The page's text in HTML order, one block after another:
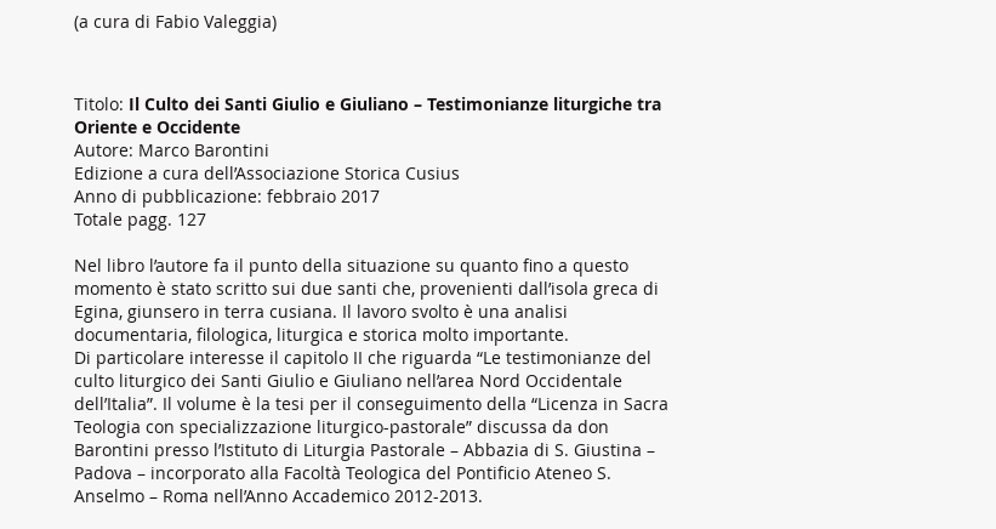
(a cura di Fabio Valeggia)
Titolo: Il Culto dei Santi Giulio e Giuliano – Testimonianze liturgiche tra
Oriente e Occidente
Autore: Marco Barontini
Edizione a cura dell’Associazione Storica Cusius
Anno di pubblicazione: febbraio 2017
Totale pagg. 127
Nel libro l’autore fa il punto della situazione su quanto fino a questo
momento è stato scritto sui due santi che, provenienti dall’isola greca di
Egina, giunsero in terra cusiana. Il lavoro svolto è una analisi
documentaria, filologica, liturgica e storica molto importante.
Di particolare interesse il capitolo II che riguarda “Le testimonianze del
culto liturgico dei Santi Giulio e Giuliano nell’area Nord Occidentale
dell’Italia”. Il volume è la tesi per il conseguimento della “Licenza in Sacra
Teologia con specializzazione liturgico-pastorale” discussa da don
Barontini presso l’Istituto di Liturgia Pastorale – Abbazia di S. Giustina –
Padova – incorporato alla Facoltà Teologica del Pontificio Ateneo S.
Anselmo – Roma nell’Anno Accademico 2012-2013.